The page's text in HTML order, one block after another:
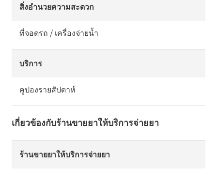
สิ่งอำนวยความสะดวก
ที่จอดรถ / เครื่องจ่ายน้ำ
บริการ
คูปองรายสัปดาห์
เกี่ยวข้องกับร้านขายยาให้บริการจ่ายยา
ร้านขายยาให้บริการจ่ายยา